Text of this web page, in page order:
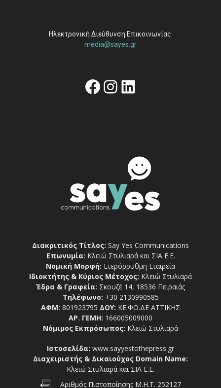
Ηλεκτρονική Διεύθυνση Επικοινωνίας:
media@sayes.gr
Facebook
Instagram
Linkedin
Διακριτικός Τίτλος: Say Yes Communications
Επωνυμία: Κλειώ Στυλιαρά και ΣΙΑ Ε.Ε.
Νομική Μορφή: Ετερόρρυθμη Εταιρεία
Ιδιοκτήτης & Κύριος Μέτοχος: Κλειώ Στυλιαρά
Έδρα & Γραφεία: Σκουζέ 14, 18536 Πειραιάς
Τηλέφωνο: +30 2130990585
ΑΦΜ: 801923795 ΔΟΥ: ΚΕ.ΦΟ.ΔΕ ΑΤΤΙΚΗΣ
ΑΡ. ΓΕΜΗ: 166005009000
Νόμιμος Εκπρόσωπος: Κλειώ Στυλιαρά
Ιστοσελίδα: www.sayyestothepress.gr
Διαχειριστής & Δικαιούχος Domain Name:
Κλειώ Στυλιαρά και ΣΙΑ Ε.Ε.
Αριθμός Πιστοποίησης Μ.Η.Τ. 252127